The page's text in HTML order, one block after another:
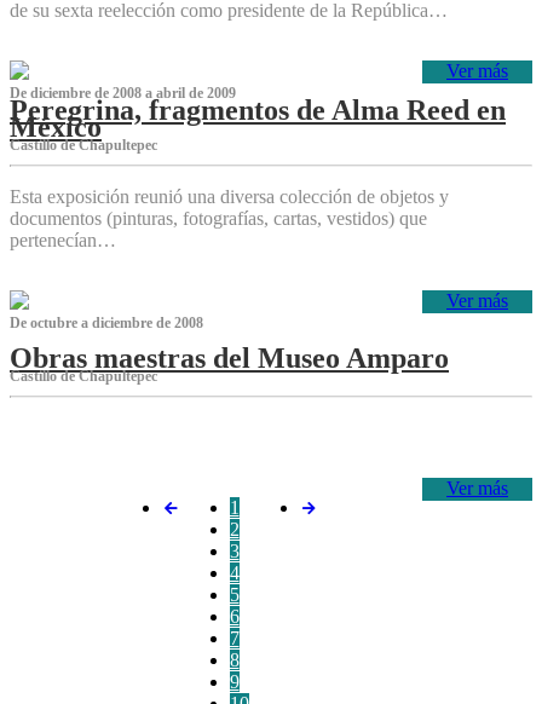
de su sexta reelección como presidente de la República…
Ver más
De diciembre de 2008 a abril de 2009
Peregrina, fragmentos de Alma Reed en
México
Castillo de Chapultepec
Esta exposición reunió una diversa colección de objetos y
documentos (pinturas, fotografías, cartas, vestidos) que
pertenecían…
Ver más
De octubre a diciembre de 2008
Obras maestras del Museo Amparo
Castillo de Chapultepec
Ver más
1
2
3
4
5
6
7
8
9